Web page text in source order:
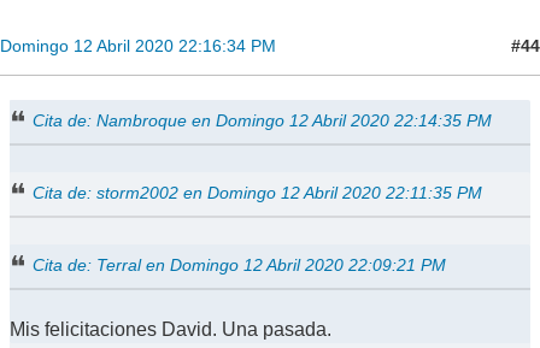
Domingo 12 Abril 2020 22:16:34 PM #44
Cita de: Nambroque en Domingo 12 Abril 2020 22:14:35 PM
Cita de: storm2002 en Domingo 12 Abril 2020 22:11:35 PM
Cita de: Terral en Domingo 12 Abril 2020 22:09:21 PM
Mis felicitaciones David. Una pasada.